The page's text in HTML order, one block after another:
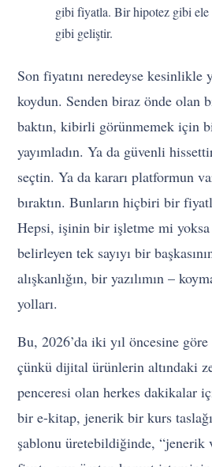
gibi fiyatla. Bir hipotez gibi ele
gibi geliştir.
Son fiyatını neredeyse kesinlikle
koydun. Senden biraz önde olan
baktın, kibirli görünmemek için
yayımladın. Ya da güvenli
seçtin. Ya da kararı platformun
bıraktın. Bunların hiçbiri bir
Hepsi, işinin bir işletme mi
belirleyen tek sayıyı bir
alışkanlığın, bir yazılımın –
yolları.
Bu, 2026’da iki yıl öncesine
çünkü dijital ürünlerin altındaki
penceresi olan herkes dakikalar
bir e-kitap, jenerik bir kurs
şablonu üretebildiğinde, “jenerik